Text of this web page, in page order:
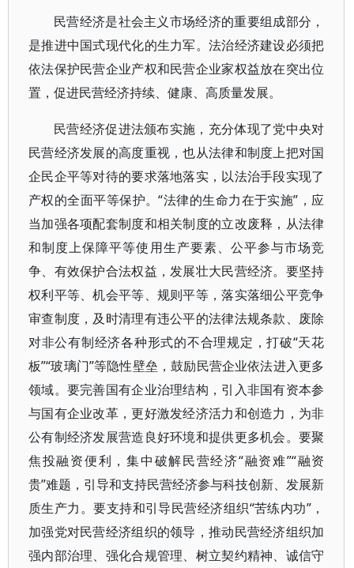
民营经济是社会主义市场经济的重要组成部分，
是推进中国式现代化的生力军。法治经济建设必须把
依法保护民营企业产权和民营企业家权益放在突出位
置，促进民营经济持续、健康、高质量发展。
民营经济促进法颁布实施，充分体现了党中央对
民营经济发展的高度重视，也从法律和制度上把对国
企民企平等对待的要求落地落实，以法治手段实现了
产权的全面平等保护。“法律的生命力在于实施”，应
当加强各项配套制度和相关制度的立改废释，从法律
和制度上保障平等使用生产要素、公平参与市场竞
争、有效保护合法权益，发展壮大民营经济。要坚持
权利平等、机会平等、规则平等，落实落细公平竞争
审查制度，及时清理有违公平的法律法规条款、废除
对非公有制经济各种形式的不合理规定，打破“天花
板”“玻璃门”等隐性壁垒，鼓励民营企业依法进入更多
领域。要完善国有企业治理结构，引入非国有资本参
与国有企业改革，更好激发经济活力和创造力，为非
公有制经济发展营造良好环境和提供更多机会。要聚
焦投融资便利，集中破解民营经济“融资难”“融资
贵”难题，引导和支持民营经济参与科技创新、发展新
质生产力。要支持和引导民营经济组织“苦练内功”，
加强党对民营经济组织的领导，推动民营经济组织加
强内部治理、强化合规管理、树立契约精神、诚信守